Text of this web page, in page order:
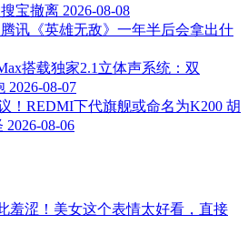
宝撤离 2026-08-08
讯《英雄无敌》一年半后会拿出什
搭载独家2.1立体声系统：双
2026-08-07
！REDMI下代旗舰或命名为K200 胡
2026-08-06
羞涩！美女这个表情太好看，直接